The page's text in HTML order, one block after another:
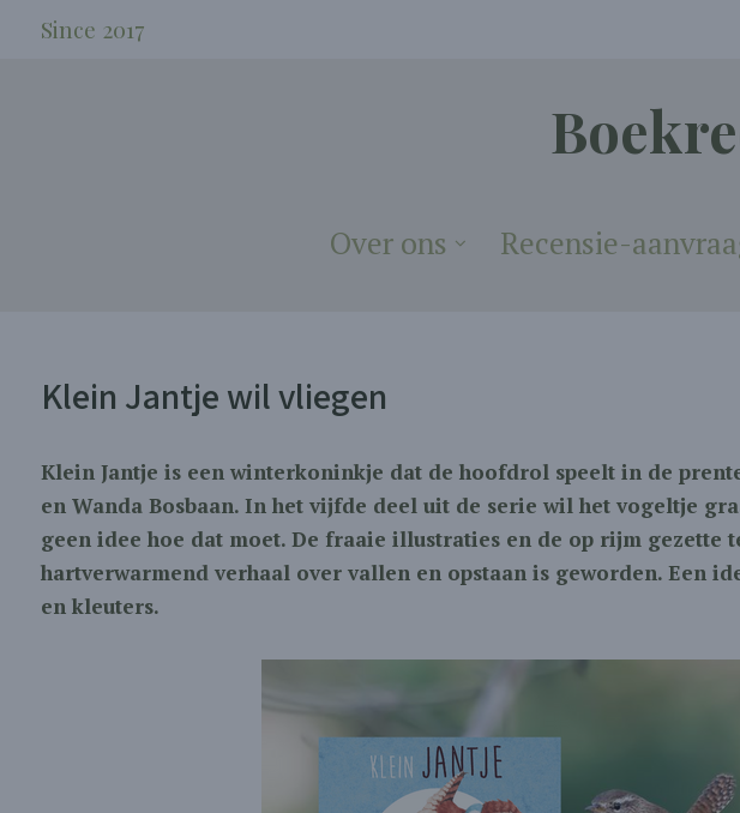
Since 2017
Over ons Recensie-
Klein Jantje wil vliegen
Klein Jantje is een winterkoninkje dat de hoofdrol speelt in de
en Wanda Bosbaan. In het vijfde deel uit de serie wil het vogeltje
geen idee hoe dat moet. De fraaie illustraties en de op rijm gezette
hartverwarmend verhaal over vallen en opstaan is geworden. Een
en kleuters.